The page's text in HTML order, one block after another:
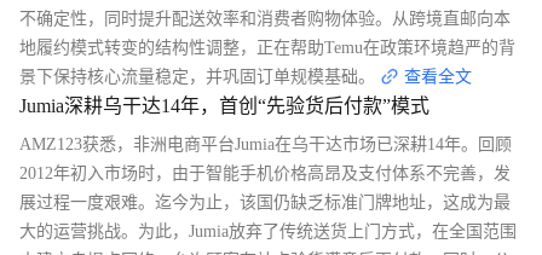
不确定性，同时提升配送效率和消费者购物体验。从跨境直邮向本
地履约模式转变的结构性调整，正在帮助Temu在政策环境趋严的背
景下保持核心流量稳定，并巩固订单规模基础。
查看全文
Jumia深耕乌干达14年，首创“先验货后付款”模式
AMZ123获悉，非洲电商平台Jumia在乌干达市场已深耕14年。回顾
2012年初入市场时，由于智能手机价格高昂及支付体系不完善，发
展过程一度艰难。迄今为止，该国仍缺乏标准门牌地址，这成为最
大的运营挑战。为此，Jumia放弃了传统送货上门方式，在全国范围